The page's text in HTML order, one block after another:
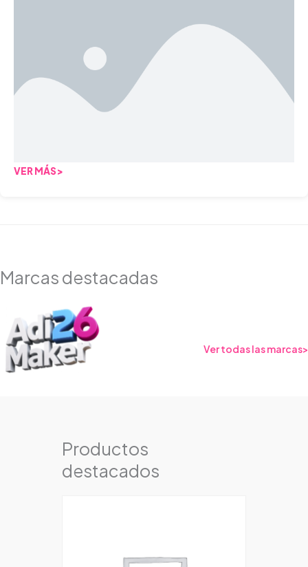
VER MÁS>
Marcas destacadas
Ver todas las marcas>
Productos
destacados